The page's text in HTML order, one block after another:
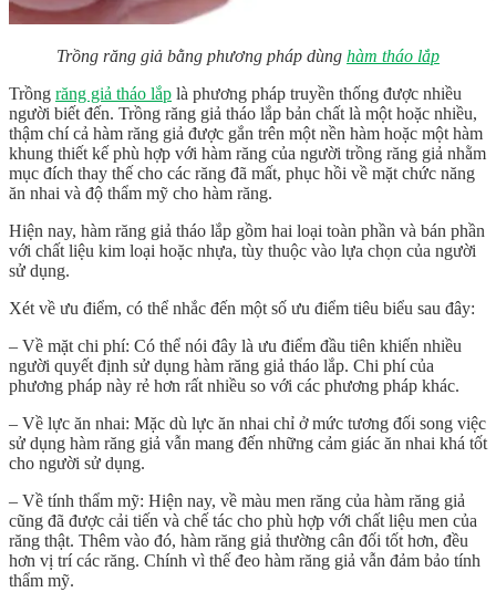
Trồng răng giả bằng phương pháp dùng hàm tháo lắp
Trồng răng giả tháo lắp là phương pháp truyền thống được nhiều
người biết đến. Trồng răng giả tháo lắp bản chất là một hoặc nhiều,
thậm chí cả hàm răng giả được gắn trên một nền hàm hoặc một hàm
khung thiết kế phù hợp với hàm răng của người trồng răng giả nhằm
mục đích thay thế cho các răng đã mất, phục hồi về mặt chức năng
ăn nhai và độ thẩm mỹ cho hàm răng.
Hiện nay, hàm răng giả tháo lắp gồm hai loại toàn phần và bán phần
với chất liệu kim loại hoặc nhựa, tùy thuộc vào lựa chọn của người
sử dụng.
Xét về ưu điểm, có thể nhắc đến một số ưu điểm tiêu biểu sau đây:
– Về mặt chi phí: Có thể nói đây là ưu điểm đầu tiên khiến nhiều
người quyết định sử dụng hàm răng giả tháo lắp. Chi phí của
phương pháp này rẻ hơn rất nhiều so với các phương pháp khác.
– Về lực ăn nhai: Mặc dù lực ăn nhai chỉ ở mức tương đối song việc
sử dụng hàm răng giả vẫn mang đến những cảm giác ăn nhai khá tốt
cho người sử dụng.
– Về tính thẩm mỹ: Hiện nay, về màu men răng của hàm răng giả
cũng đã được cải tiến và chế tác cho phù hợp với chất liệu men của
răng thật. Thêm vào đó, hàm răng giả thường cân đối tốt hơn, đều
hơn vị trí các răng. Chính vì thế đeo hàm răng giả vẫn đảm bảo tính
thẩm mỹ.